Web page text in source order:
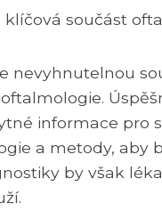
součást
nevyhnutelnou
informace pro
a metody, aby
by však